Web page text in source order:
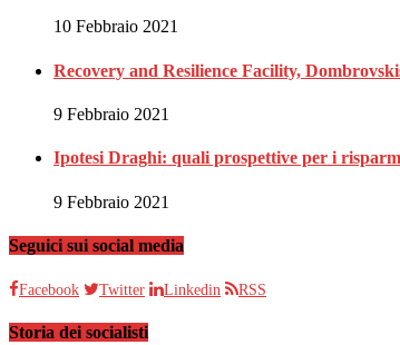
10 Febbraio 2021
Recovery and Resilience Facility,
9 Febbraio 2021
Ipotesi Draghi: quali prospettive per i
9 Febbraio 2021
Seguici sui social media
Facebook Twitter Linkedin RSS
Storia dei socialisti